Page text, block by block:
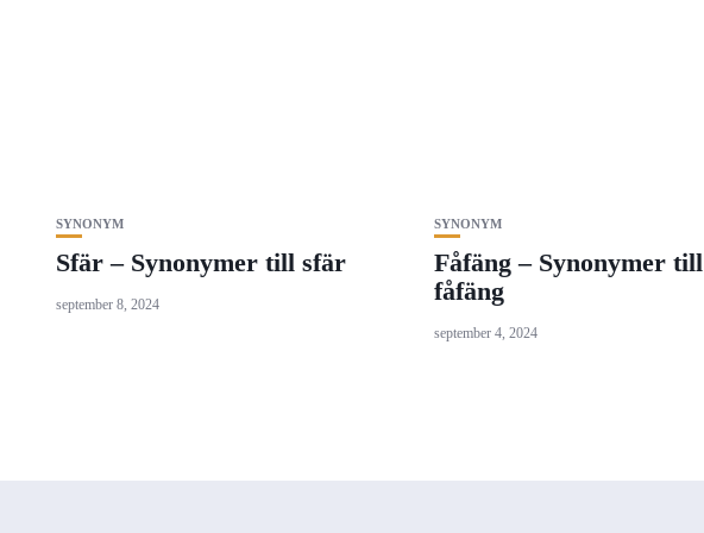
SYNONYM
Sfär – Synonymer till sfär
september 8, 2024
SYNONYM
Fåfäng – Synonymer till
fåfäng
september 4, 2024